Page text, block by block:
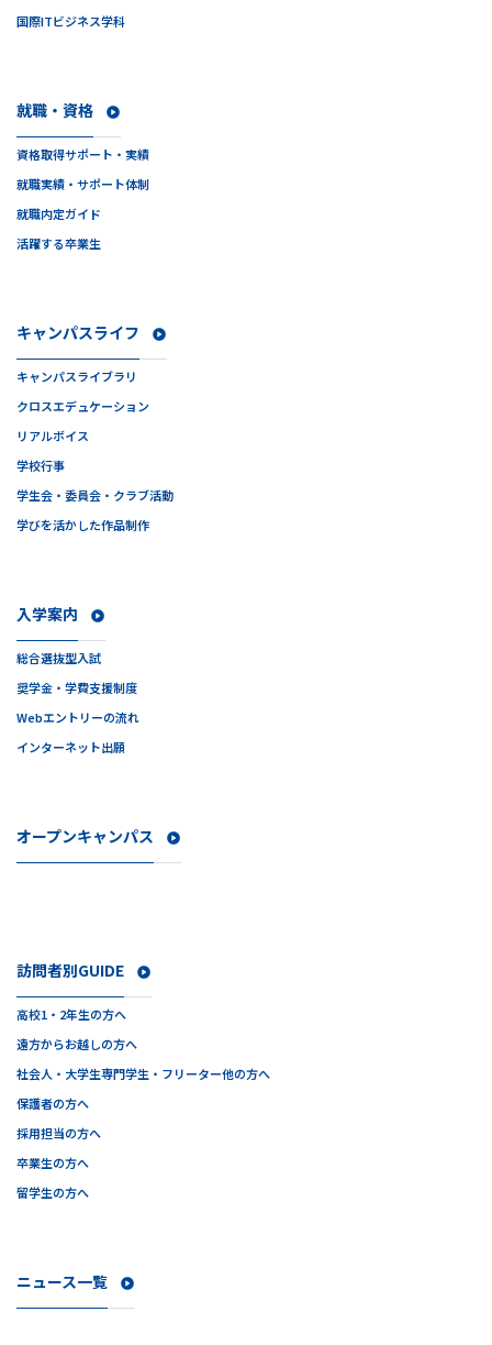
国際ITビジネス学科
就職・資格
資格取得サポート・実績
就職実績・サポート体制
就職内定ガイド
活躍する卒業生
入学案内
総合選抜型入試
奨学金・学費支援制度
Webエントリーの流れ
インターネット出願
訪問者別GUIDE
高校1・2年生の方へ
遠方からお越しの方へ
社会人・大学生専門学生・フリーター他の方へ
保護者の方へ
採用担当の方へ
卒業生の方へ
留学生の方へ
キャンパスライフ
キャンパスライブラリ
クロスエデュケーション
リアルボイス
学校行事
学生会・委員会・クラブ活動
学びを活かした作品制作
オープンキャンパス
ニュース一覧